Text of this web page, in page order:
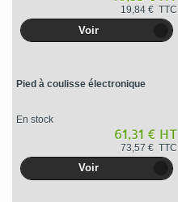
19,84 € TTC
Voir
Pied à coulisse électronique
En stock
61,31 € HT
73,57 € TTC
Voir